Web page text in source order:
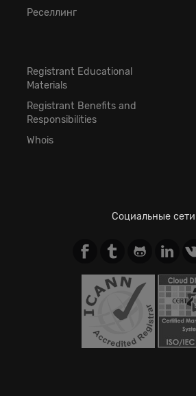
Реселлинг
Registrant Educational
Materials
Registrant Benefits and
Responsibilities
Whois
Социальные сети